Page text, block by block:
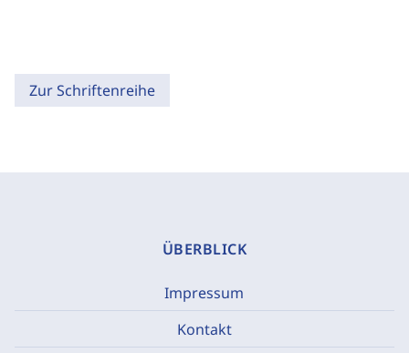
Zur Schriftenreihe
ÜBERBLICK
Impressum
Kontakt